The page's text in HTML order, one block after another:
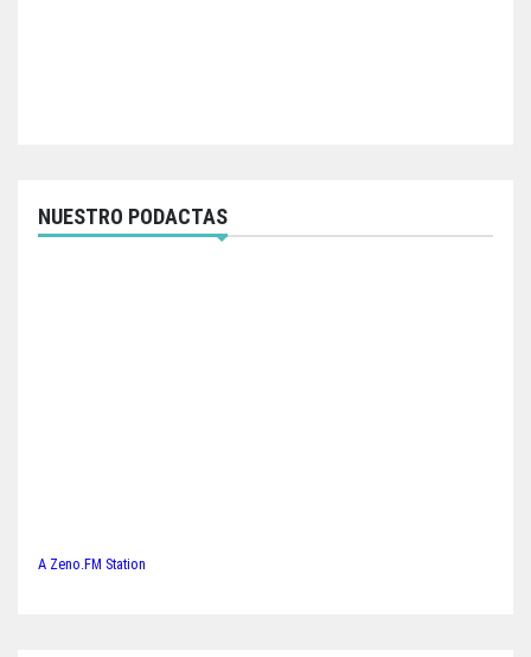
NUESTRO PODACTAS
A Zeno.FM Station